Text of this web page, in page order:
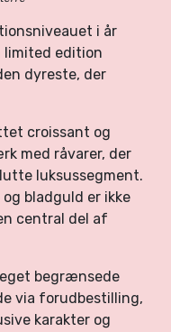
i år
limited edition
dyreste, der
croissant og
med råvarer, der
luksussegment.
bladguld er ikke
central del af
begrænsede
via forudbestilling,
karakter og